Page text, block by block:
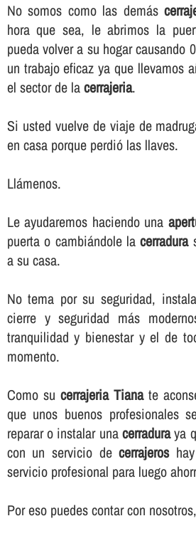
No somos como las demás
hora que sea, le abrimos la
pueda volver a su hogar causando
un trabajo eficaz ya que llevamos
el sector de lacerrajeria.
Si usted vuelve de viaje de
en casa porque perdió las llaves.
Llámenos.
Le ayudaremos haciendo una
puerta o cambiándole lacerradura
a su casa.
No tema por su seguridad,
cierre y seguridad más
tranquilidad y bienestar y el de
momento.
Como su cerrajeria Tianate
que unos buenos profesionales
reparar o instalar unacerraduraya
con un servicio decerrajeroshay
servicio profesional para luego
Por eso puedes contar con